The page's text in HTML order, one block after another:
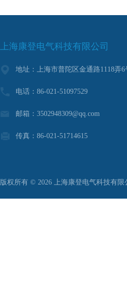
上海康登电气科技有限公司
地址：上海市普陀区金通路1118弄6
电话：86-021-51097529
邮箱：3502948309@qq.com
传真：86-021-51714615
版权所有 © 2026 上海康登电气科技有限